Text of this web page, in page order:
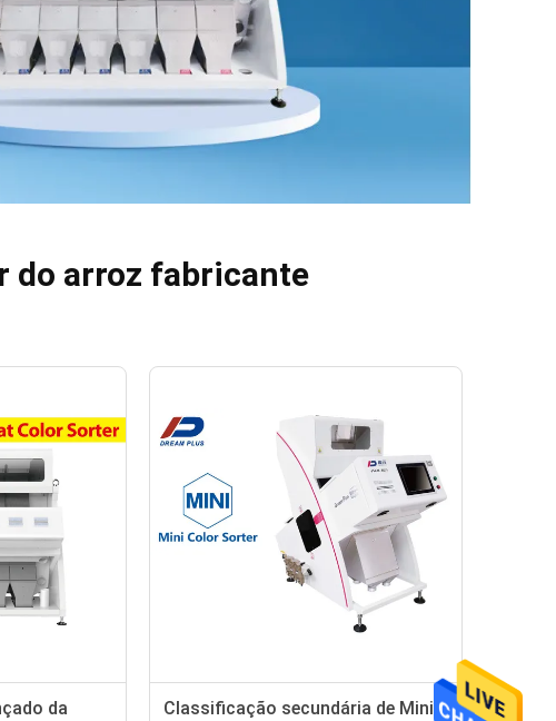
do arroz fabricante
da
Classificação secundária de Mini